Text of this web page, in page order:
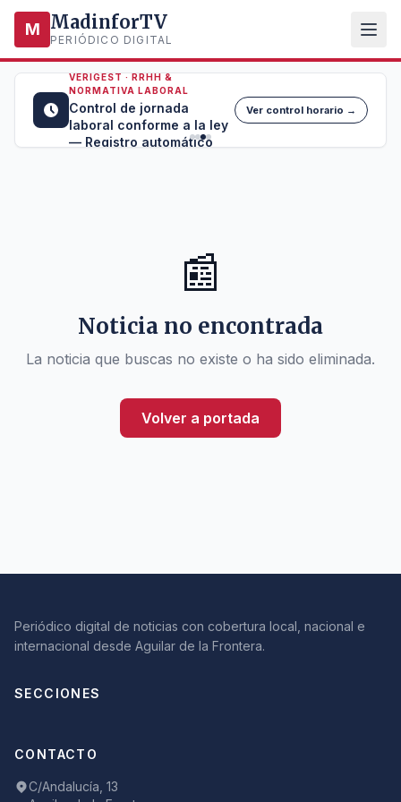
M MadinforTV
PERIÓDICO DIGITAL
VERIGEST · RRHH &
NORMATIVA LABORAL
Control de jornada
laboral conforme a la ley
— Registro automático
Ver control horario →
📰
Noticia no encontrada
La noticia que buscas no existe o ha sido eliminada.
Volver a portada
Periódico digital de noticias con cobertura local, nacional e
internacional desde Aguilar de la Frontera.
SECCIONES
CONTACTO
C/Andalucía, 13